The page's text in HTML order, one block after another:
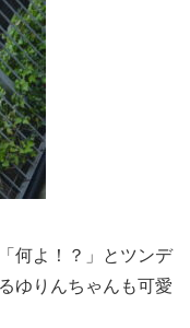
何よ！？」
とツンデ
ゆりんちゃんも可愛